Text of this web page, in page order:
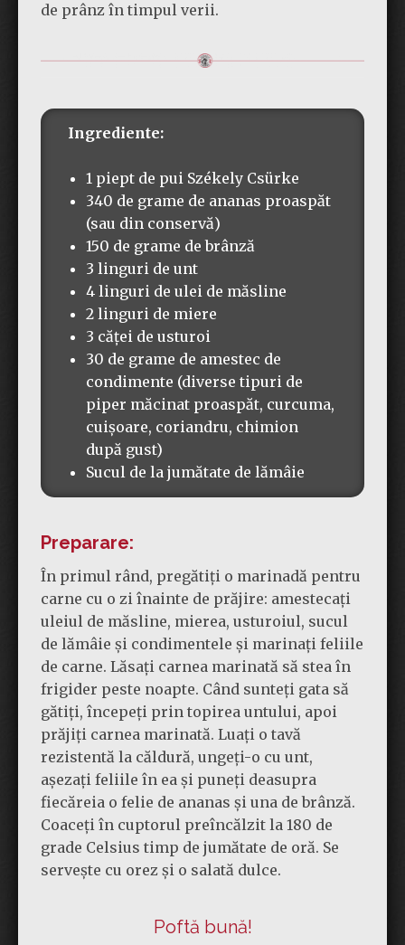
de prânz în timpul verii.
Ingrediente:
1 piept de pui Székely Csürke
340 de grame de ananas proaspăt
(sau din conservă)
150 de grame de brânză
3 linguri de unt
4 linguri de ulei de măsline
2 linguri de miere
3 căței de usturoi
30 de grame de amestec de
condimente (diverse tipuri de
piper măcinat proaspăt, curcuma,
cuișoare, coriandru, chimion
după gust)
Sucul de la jumătate de lămâie
Preparare:
În primul rând, pregătiți o marinadă pentru
carne cu o zi înainte de prăjire: amestecați
uleiul de măsline, mierea, usturoiul, sucul
de lămâie și condimentele și marinați feliile
de carne. Lăsați carnea marinată să stea în
frigider peste noapte. Când sunteți gata să
gătiți, începeți prin topirea untului, apoi
prăjiți carnea marinată. Luați o tavă
rezistentă la căldură, ungeți-o cu unt,
așezați feliile în ea și puneți deasupra
fiecăreia o felie de ananas și una de brânză.
Coaceți în cuptorul preîncălzit la 180 de
grade Celsius timp de jumătate de oră. Se
servește cu orez și o salată dulce.
Poftă bună!